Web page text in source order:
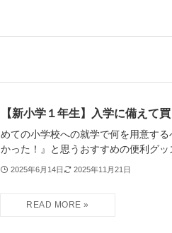
【新小学１年生】入学に備えて
めての小学校への就学で何を用意す
かった！』と思うおすすめの便利グッ
2025年6月14日 2025年11月21日